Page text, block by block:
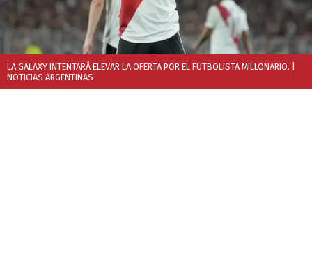
LA GALAXY INTENTARÁ ELEVAR LA OFERTA POR EL FUTBOLISTA MILLONARIO.
NOTICIAS ARGENTINAS